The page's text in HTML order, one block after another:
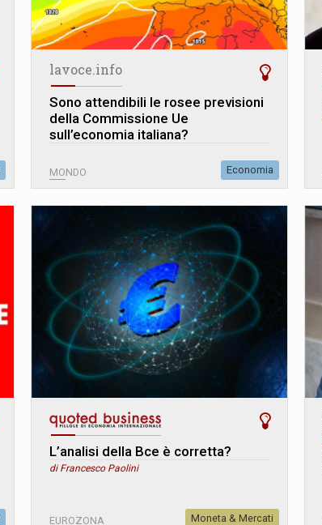
lavoce.info
Sono attendibili le rosee previsioni
della Commissione Ue
sull’economia italiana?
MONDO Economia
L’analisi della Bce è corretta?
di Francesco Paolini
EUROZONA Moneta & Mercati